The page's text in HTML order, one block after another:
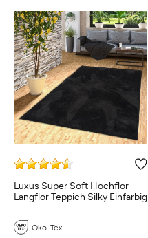
Luxus Super Soft Hochflor
Langflor Teppich Silky Einfarbig
Öko-Tex